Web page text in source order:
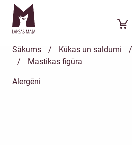
Sākums / Kūkas un saldumi /
/
Mastikas figūra
Alergēni